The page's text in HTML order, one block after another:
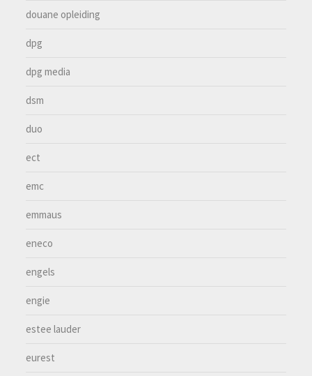
douane opleiding
dpg
dpg media
dsm
duo
ect
emc
emmaus
eneco
engels
engie
estee lauder
eurest